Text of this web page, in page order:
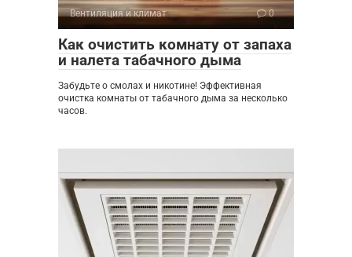
Вентиляция и климат 0
Как очистить комнату от запаха
и налета табачного дыма
Забудьте о смолах и никотине! Эффективная
очистка комнаты от табачного дыма за несколько
часов.